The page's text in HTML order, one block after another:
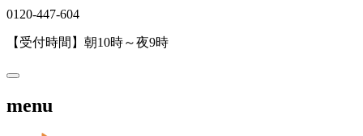
0120-447-604
【受付時間】朝10時～夜9時
menu